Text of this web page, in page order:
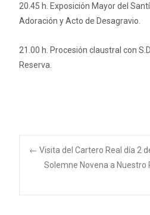
20.45 h. Exposición Mayor del
Adoración y Acto de Desagravio.
21.00 h. Procesión claustral con
Reserva.
de
← Visita del Cartero Real día 2
Solemne Novena a Nuestro